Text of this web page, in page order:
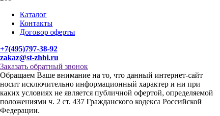
Каталог
Контакты
Договор оферты
+7(495)797-38-92
zakaz@st-zhbi.ru
Заказать обратный звонок
Обращаем Ваше внимание на то, что данный интернет-сайт
носит исключительно информационный характер и ни при
каких условиях не является публичной офертой, определяемой
положениями ч. 2 ст. 437 Гражданского кодекса Российской
Федерации.